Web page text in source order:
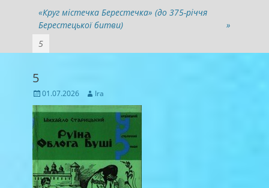
«Круг містечка Берестечка» (до 375-річчя
Берестецької битви)
»
5
5
Posted
on
01.07.2026 Author
Ira